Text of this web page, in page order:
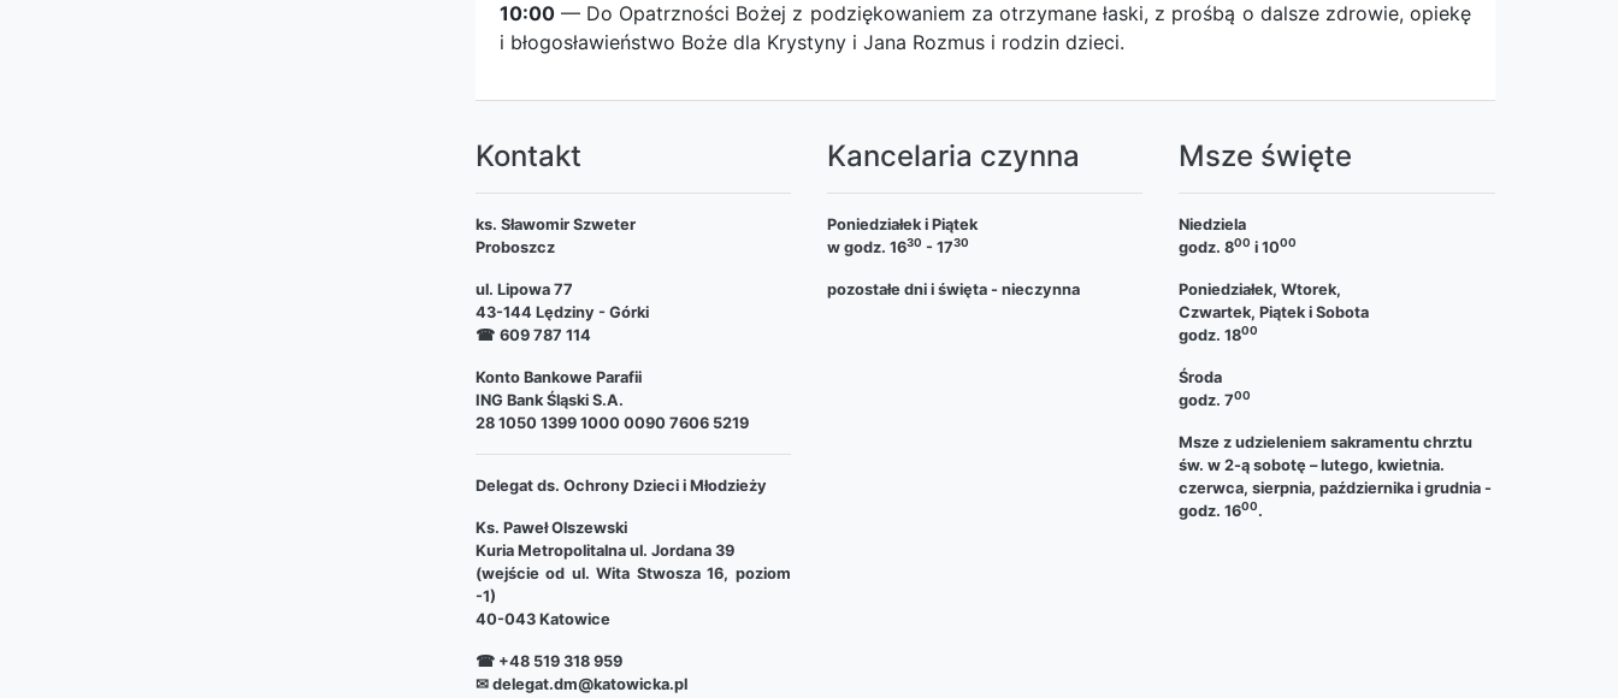
10:00— Do Opatrzności Bożej z podziękowaniem za otrzymane łaski, z prośbą o dalsze zdrowie, opiekę
i błogosławieństwo Boże dla Krystyny i Jana Rozmus i rodzin dzieci.
Kontakt
ks. Sławomir Szweter
Proboszcz
ul. Lipowa 77
43-144 Lędziny - Górki
☎ 609 787 114
Konto Bankowe Parafii
ING Bank Śląski S.A.
28 1050 1399 1000 0090 7606 5219
Delegat ds. Ochrony Dzieci i Młodzieży
Ks. Paweł Olszewski
Kuria Metropolitalna ul. Jordana 39
(wejście od ul. Wita Stwosza 16, poziom
-1)
40-043 Katowice
☎ +48 519 318 959
✉ delegat.dm@katowicka.pl
Kancelaria czynna
Poniedziałek i Piątek
w godz. 1630 - 1730
pozostałe dni i święta - nieczynna
Msze święte
Niedziela
godz. 800 i 1000
Poniedziałek, Wtorek,
Czwartek, Piątek i Sobota
godz. 1800
Środa
godz. 700
Msze z udzieleniem sakramentu chrztu
św. w 2-ą sobotę – lutego, kwietnia.
czerwca, sierpnia, października i grudnia -
godz. 1600.